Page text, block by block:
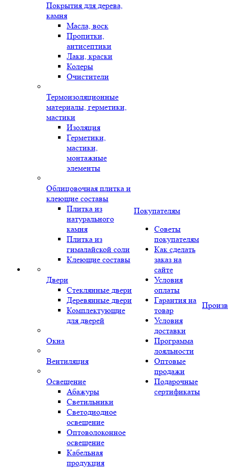
Покрытия для дерева,
камня
Масла, воск
Пропитки,
антисептики
Лаки, краски
Колеры
Очистители
Термоизоляционные
материалы, герметики,
мастики
Изоляция
Герметики,
мастики,
монтажные
элементы
Облицовочная плитка и
клеющие составы
Плитка из
натурального
камня
Плитка из
гималайской соли
Клеющие составы
Двери
Стеклянные двери
Деревянные двери
Комплектующие
для дверей
Окна
Вентиляция
Освещение
Абажуры
Светильники
Светодиодное
освещение
Оптоволоконное
освещение
Кабельная
продукция
Покупателям
Советы
покупателям
Как сделать
заказ на
сайте
Условия
оплаты
Гарантия на
товар
Условия
доставки
Программа
лояльности
Оптовые
продажи
Подарочные
сертификаты